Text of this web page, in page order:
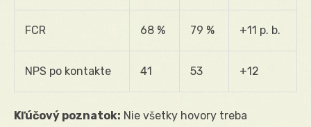
FCR 68 % 79 % +11 p. b.
NPS po kontakte 41 53 +12
Kľúčový poznatok: Nie všetky hovory treba